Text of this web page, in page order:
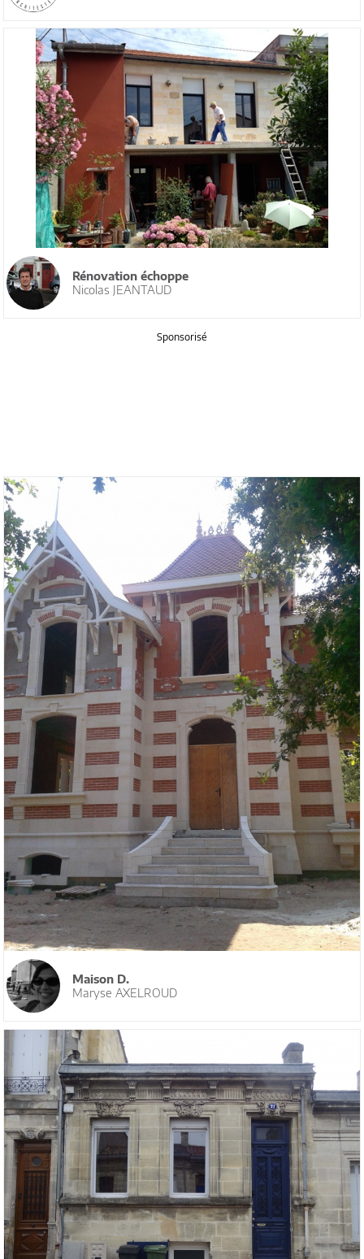
Rénovation échoppe
Nicolas JEANTAUD
Sponsorisé
Maison D.
Maryse AXELROUD